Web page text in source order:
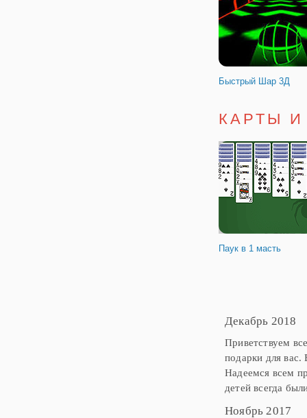
Конфетные
Быстрый Шар 3Д
Симулятор Рыбалки
КАРТЫ
Паук в 1 масть
Квест-пасьянс:
Декабрь 2018
Приветствуем
подарки для
Надеемся всем
детей всегда
Ноябрь 2017